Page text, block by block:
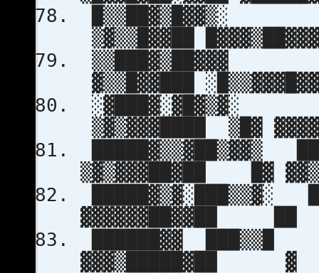
▒▓▒▒█▓▓██
▓▒▒█▓▓███
▒▓▒▓▓▓████ ▒█▓
█████▓▒▒▓██▒▓▓▒
▒▓▒▓▓▓██▓██ █▓
█████▓▒▓░███▒▒▓░
▓▓▓▓▓▓██▓▓██ ██
██████▓▓
▓▓▓▒█████▓██ ▓